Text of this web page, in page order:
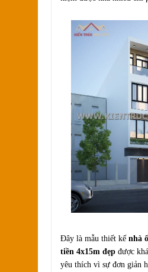
Đây là mẫu thiết kế nhà
tiền 4x15m đẹp được
yêu thích vì sự đơn giản